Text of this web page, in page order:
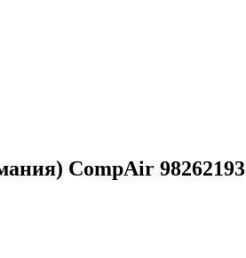
CompAir 98262193